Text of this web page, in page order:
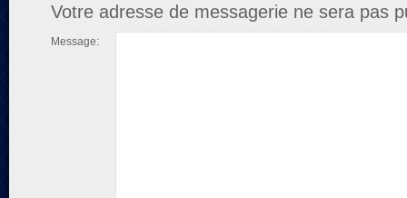
Votre adresse de messagerie ne sera pas
Message: